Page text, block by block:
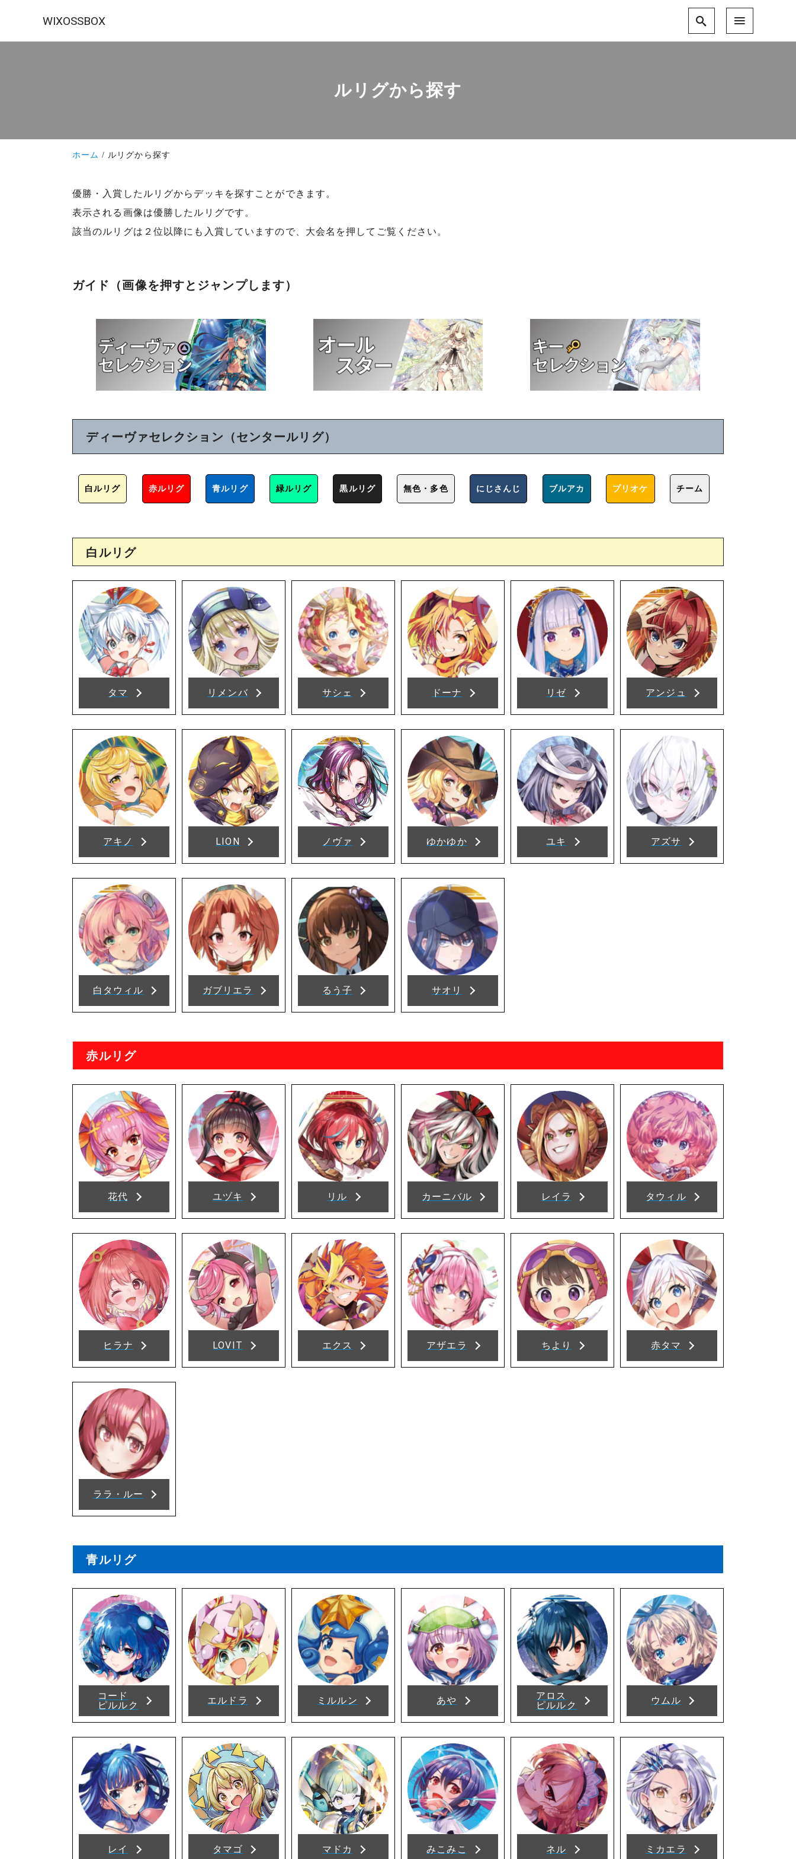
WIXOSSBOX
ルリグから探す
ホーム ルリグから探す
優勝・入賞したルリグからデッキを探すことができます。
表示される画像は優勝したルリグです。
該当のルリグは２位以降にも入賞していますので、大会名を押してご覧ください。
ガイド（画像を押すとジャンプします）
ディーヴァセレクション（センタールリグ）
白ルリグ 赤ルリグ 青ルリグ 緑ルリグ 黒ルリグ 無色・多色 にじさんじ ブルアカ プリオケ チーム
白ルリグ
タマ リメンバ サシェ ドーナ リゼ アンジュ
アキノ LION ノヴァ ゆかゆか ユキ アズサ
白タウィル ガブリエラ るう子 サオリ
赤ルリグ
花代 ユヅキ リル カーニバル レイラ タウィル
ヒラナ LOVIT エクス アザエラ ちより 赤タマ
ララ・ルー
青ルリグ
コード
ピルルク
エルドラ ミルルン あや
アロス
ピルルク
ウムル
レイ タマゴ マドカ みこみこ ネル ミカエラ